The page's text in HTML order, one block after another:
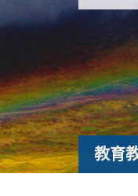
教育